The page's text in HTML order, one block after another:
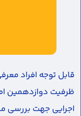
قابل توجه افراد
ظرفیت دوازدهمین
اجرایی جهت بررسی